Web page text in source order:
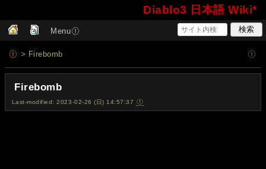
Diablo3 日本語 Wiki*
Menu
> Firebomb
Firebomb
Last-modified: 2023-02-26 (日) 14:57:37